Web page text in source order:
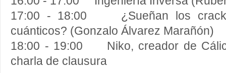
17:00 - 18:00 ¿Sueñan los
cuánticos? (Gonzalo Álvarez Marañón)
18:00 - 19:00 Niko, creador de
charla de clausura